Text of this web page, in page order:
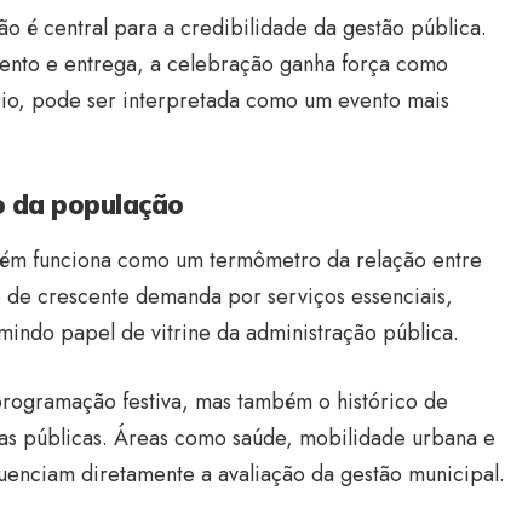
é central para a credibilidade da gestão pública.
e entrega, a celebração ganha força como
pode ser interpretada como um evento mais
da população
funciona como um termômetro da relação entre
crescente demanda por serviços essenciais,
papel de vitrine da administração pública.
festiva, mas também o histórico de
públicas. Áreas como saúde, mobilidade urbana e
diretamente a avaliação da gestão municipal.